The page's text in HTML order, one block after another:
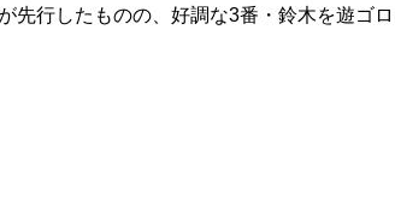
行したものの、好調な3番・鈴木を遊ゴ